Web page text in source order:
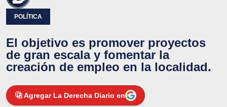
POLÍTICA
El objetivo es promover proyectos
de gran escala y fomentar la
creación de empleo en la localidad.
Agregar La Derecha Diario en